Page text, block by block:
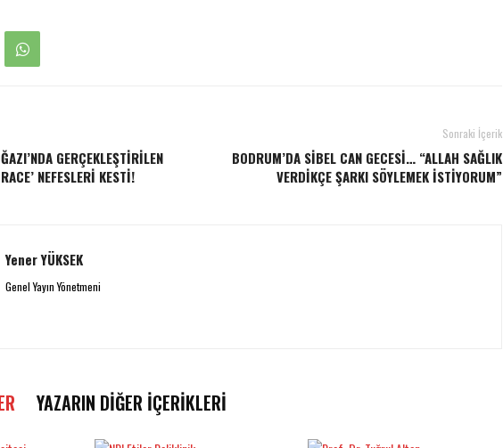
GERÇEKLEŞTİRİLEN
NEFESLERİ KESTİ!
Sonraki İçerik
BODRUM’DA SİBEL CAN GECESİ… “ALLAH SAĞLIK
VERDİKÇE ŞARKI SÖYLEMEK İSTİYORUM”
Yener YÜKSEK
Genel Yayın Yönetmeni
YAZARIN DIĞER İÇERIKLERI